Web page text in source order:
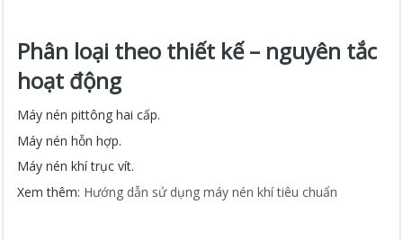
Phân loại theo thiết kế – nguyên tắc
hoạt động
Máy nén pittông hai cấp.
Máy nén hỗn hợp.
Máy nén khí trục vít.
Xem thêm: Hướng dẫn sử dụng máy nén khí tiêu chuẩn